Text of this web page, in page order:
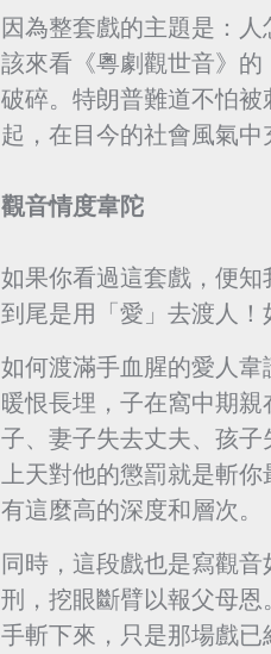
因為整套戲的主題是：
該來看《粵劇觀世音》
破碎。特朗普難道不怕
起，在目今的社會風氣中
觀音情度韋陀
如果你看過這套戲，便
到尾是用「愛」去渡人！
如何渡滿手血腥的愛人
暖恨長埋，子在窩中期
子、妻子失去丈夫、孩子
上天對他的懲罰就是斬
有這麼高的深度和層次。
同時，這段戲也是寫觀
刑，挖眼斷臂以報父母
手斬下來，只是那場戲